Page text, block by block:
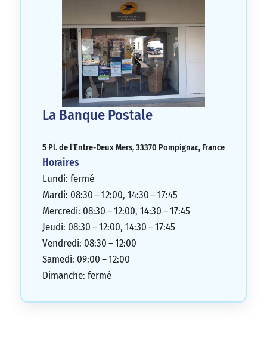
La Banque Postale
5 Pl. de l’Entre-Deux Mers, 33370 Pompignac, France
Horaires
Lundi: fermé
Mardi: 08:30 – 12:00, 14:30 – 17:45
Mercredi: 08:30 – 12:00, 14:30 – 17:45
Jeudi: 08:30 – 12:00, 14:30 – 17:45
Vendredi: 08:30 – 12:00
Samedi: 09:00 – 12:00
Dimanche: fermé